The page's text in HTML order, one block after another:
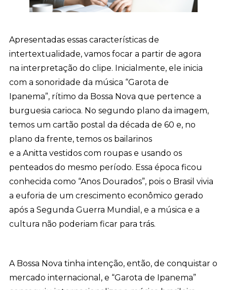
Apresentadas essas características de
intertextualidade, vamos focar a partir de agora
na interpretação do clipe. Inicialmente, ele inicia
com a sonoridade da música “Garota de
Ipanema”, rítimo da Bossa Nova que pertence a
burguesia carioca. No segundo plano da imagem,
temos um cartão postal da década de 60 e, no
plano da frente, temos os bailarinos
e a Anitta vestidos com roupas e usando os
penteados do mesmo período. Essa época ficou
conhecida como “Anos Dourados”, pois o Brasil vivia
a euforia de um crescimento econômico gerado
após a Segunda Guerra Mundial, e a música e a
cultura não poderiam ficar para trás.
A Bossa Nova tinha intenção, então, de conquistar o
mercado internacional, e “Garota de Ipanema”